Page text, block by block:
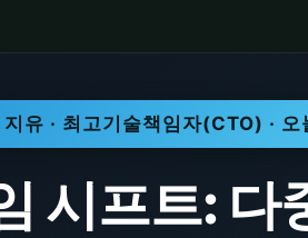
지유 · 최고기술책임자(CTO) · 오
시프트: 다